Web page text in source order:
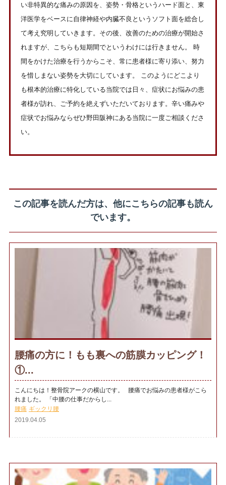
い非特異的な痛みの原因を、姿勢・骨格というハード面と、東
洋医学をベースに自律神経や内臓不良というソフト面を総合し
て考え究明していきます。その後、改善のための治療が開始さ
れますが、こちらも短期間でというわけには行きません。 時
間をかけた治療を行うからこそ、常に患者様に寄り添い、努力
を惜しまない姿勢を大切にしています。 このようにどこより
も根本的治療に特化している当院では日々、症状にお悩みの患
者様が訪れ、ご予約を絶えずいただいております。辛い痛みや
症状でお悩みならぜひ野田阪神にある当院に一度ご相談くださ
い。
この記事を読んだ方は、他にこちらの記事も読ん
でいます。
腰痛の方に！もも裏への筋膜カッピング！
①...
こんにちは！整骨院アークの横山です。 腰痛でお悩みの患者様がこら
れました。 「中腰の仕事だからし...
腰痛 ギックリ腰
2019.04.05